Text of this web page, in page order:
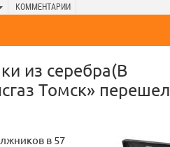
КОММЕНТАРИИ
из серебра(В
Томск» перешел
в 57